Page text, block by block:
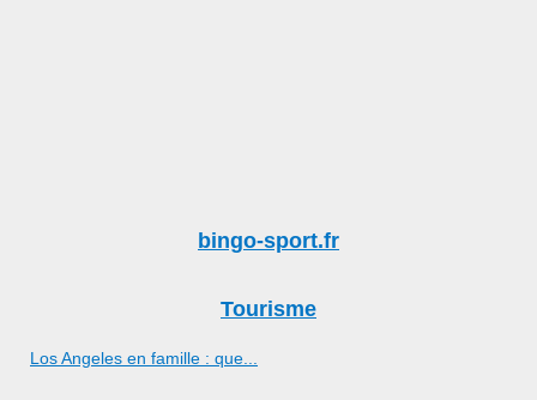
bingo-sport.fr
Tourisme
Los Angeles en famille : que...